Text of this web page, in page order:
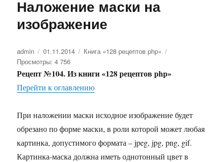
Наложение маски на
изображение
Автор
admin Опубликовано
01.11.2014 Рубрики
Книга «128 рецептов php»
Просмотры: 4 756
Рецепт №104. Из книги «128 рецептов php»
Перейти к оглавлению
При наложении маски исходное изображение будет
обрезано по форме маски, в роли которой может любая
картинка, допустимого формата – jpeg, jpg, png, gif.
Картинка-маска должна иметь однотонный цвет в